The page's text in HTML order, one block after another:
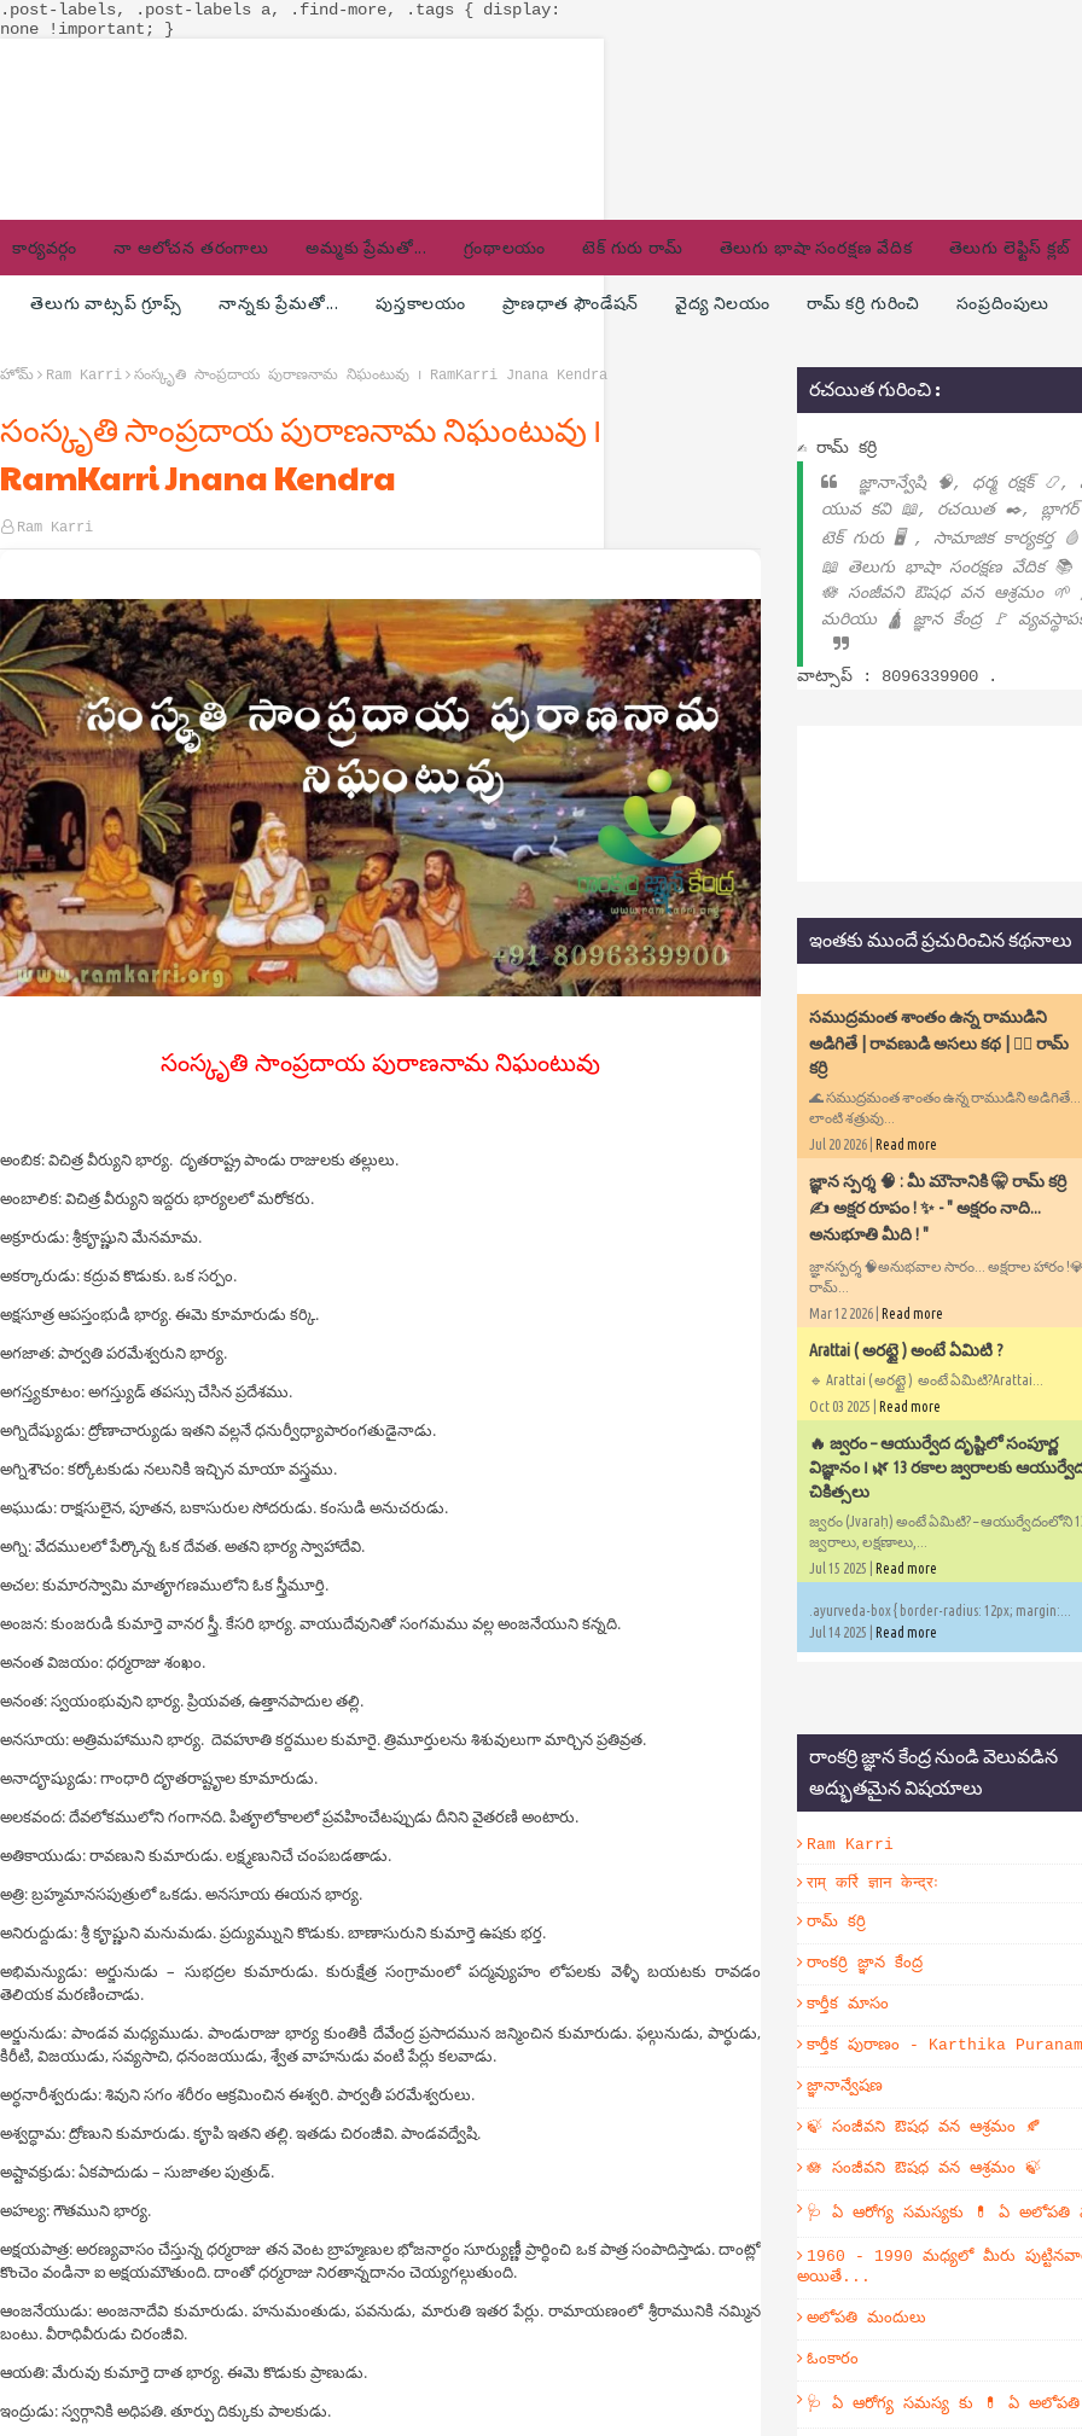
.post-labels, .post-labels a, .find-more, .tags { display:
none !important; }
కార్యవర్గం నా ఆలోచన తరంగాలు అమ్మకు ప్రేమతో... గ్రంథాలయం టెక్ గురు రామ్ తెలుగు భాషా సంరక్షణ వేదిక తెలుగు లెఫ్టిస్ క్లబ్
తెలుగు వాట్సప్ గ్రూప్స్ నాన్నకు ప్రేమతో... పుస్తకాలయం ప్రాణధాత ఫౌండేషన్ వైద్య నిలయం రామ్ కర్రి గురించి సంప్రదింపులు
హోమ్ Ram Karri సంస్కృతి సాంప్రదాయ పురాణనామ నిఘంటువు ౹ RamKarri Jnana Kendra
సంస్కృతి సాంప్రదాయ పురాణనామ నిఘంటువు ౹
RamKarri Jnana Kendra
Ram Karri
సంస్కృతి సాంప్రదాయ పురాణనామ నిఘంటువు
అంబిక: విచిత్ర వీర్యుని భార్య. దృతరాష్ట్ర పాండు రాజులకు తల్లులు.
అంబాలిక: విచిత్ర వీర్యుని ఇద్దరు భార్యలలో మరోకరు.
అక్రూరుడు: శ్రీకౄష్ణుని మేనమామ.
అకర్కారుడు: కద్రువ కొడుకు. ఒక సర్పం.
అక్షసూత్ర ఆపస్తంభుడి భార్య. ఈమె కూమారుడు కర్కి.
అగజాత: పార్వతి పరమేశ్వరుని భార్య.
అగస్త్యకూటం: అగస్త్యుడ్ తపస్సు చేసిన ప్రదేశము.
అగ్నిదేష్యుడు: ద్రోణాచార్యుడు ఇతని వల్లనే ధనుర్వీధ్యాపారంగతుడైనాడు.
అగ్నిశౌచం: కర్కోటకుడు నలునికి ఇచ్చిన మాయా వస్త్రము.
అఘుడు: రాక్షసులైన, పూతన, బకాసురుల సోదరుడు. కంసుడి అనుచరుడు.
అగ్ని: వేదములలో పేర్కొన్న ఓక దేవత. అతని భార్య స్వాహాదేవి.
అచల: కుమారస్వామి మాతౄగణములోని ఓక స్త్రీమూర్తి.
అంజన: కుంజరుడి కుమార్తె వానర స్త్రీ. కేసరి భార్య. వాయుదేవునితో సంగమము వల్ల అంజనేయుని కన్నది.
అనంత విజయం: ధర్మరాజు శంఖం.
అనంత: స్వయంభువుని భార్య. ప్రియవత, ఉత్తానపాదుల తల్లి.
అనసూయ: అత్రిమహాముని భార్య. దెవహూతి కర్దముల కుమారై. త్రిమూర్తులను శిశువులుగా మార్చిన ప్రతివ్రత.
అనాదౄష్యుడు: గాంధారి దౄతరాష్టౄల కూమారుడు.
అలకవంద: దేవలోకములోని గంగానది. పితౄలోకాలలో ప్రవహించేటప్పుడు దీనిని వైతరణి అంటారు.
అతికాయుడు: రావణుని కుమారుడు. లక్ష్మణునిచే చంపబడతాడు.
అత్రి: బ్రహ్మమానసపుత్రులో ఒకడు. అనసూయ ఈయన భార్య.
అనిరుద్దుడు: శ్రీ కౄష్ణుని మనుమడు. ప్రద్యుమ్నుని కొడుకు. బాణాసురుని కుమార్తె ఉషకు భర్త.
అభిమన్యుడు: అర్జునుడు – సుభద్రల కుమారుడు. కురుక్షేత్ర సంగ్రామంలో పద్మవ్యుహం లోపలకు వెళ్ళీ బయటకు రావడం
తెలియక మరణించాడు.
అర్జునుడు: పాండవ మధ్యముడు. పాండురాజు భార్య కుంతికి దేవేంద్ర ప్రసాదమున జన్మించిన కుమారుడు. ఫల్గునుడు, పార్ధుడు,
కిరీటి, విజయుడు, సవ్యసాచి, ధనంజయుడు, శ్వేత వాహనుడు వంటి పేర్లు కలవాడు.
అర్ధనారీశ్వరుడు: శివుని సగం శరీరం ఆక్రమించిన ఈశ్వరి. పార్వతీ పరమేశ్వరులు.
అశ్వద్ధామ: ద్రోణుని కుమారుడు. కౄపి ఇతని తల్లి. ఇతడు చిరంజీవి. పాండవద్వేషి.
అష్టావక్రుడు: ఏకపాదుడు – సుజాతల పుత్రుడ్.
అహల్య: గౌతముని భార్య.
అక్షయపాత్ర: అరణ్యవాసం చేస్తున్న ధర్మరాజు తన వెంట బ్రాహ్మణుల భోజనార్ధం సూర్యుణ్ణీ ప్రార్ధించి ఒక పాత్ర సంపాదిస్తాడు. దాంట్లో
కొంచెం వండినా ఐ అక్షయమౌతుంది. దాంతో ధర్మరాజు నిరతాన్నదానం చెయ్యగల్గుతుంది.
ఆంజనేయుడు: అంజనాదేవి కుమారుడు. హనుమంతుడు, పవనుడు, మారుతి ఇతర పేర్లు. రామాయణంలో శ్రీరామునికి నమ్మిన
బంటు. వీరాధివీరుడు చిరంజీవి.
ఆయతి: మేరువు కుమార్తె దాత భార్య. ఈమె కొడుకు ప్రాణుడు.
ఇంద్రుడు: స్వర్గానికి అధిపతి. తూర్పు దిక్కుకు పాలకుడు.
రచయిత గురించి :
✍ రామ్ కర్రి
జ్ఞానాన్వేషి 🧠, ధర్మ రక్షక్ 📿,
యువ కవి 📖, రచయిత ✒️,
టెక్ గురు 🖥️ , సామాజిక కార్యకర్త
📖 తెలుగు భాషా సంరక్షణ వేదిక
🪷 సంజీవని ఔషధ వన ఆశ్రమం 🌱
మరియు 🛕 జ్ఞాన కేంద్ర 🚩
వాట్సాప్ : 8096339900 .
ఇంతకు ముందే ప్రచురించిన కథనాలు
సముద్రమంత శాంతం ఉన్న రాముడిని
అడిగితే | రావణుడి అసలు కథ | ✍🏻 రామ్
కర్రి
🌊 సముద్రమంత శాంతం ఉన్న రాముడిని
లాంటి శత్రువు...
Jul 20 2026 | Read more
​జ్ఞాన స్పర్శ 🧠 : మీ మౌనానికి 🤫 రామ్ కర్రి
✍️ అక్షర రూపం ! ✨ - ​" అక్షరం నాది...
అనుభూతి మీది ! "
జ్ఞానస్పర్శ 🧠అనుభవాల సారం... అక్షరాల హారం
రామ్...
Mar 12 2026 | Read more
Arattai ( అరట్టై ) అంటే ఏమిటి ?
🔹 Arattai ( అరట్టై ) అంటే ఏమిటి?Arattai...
Oct 03 2025 | Read more
🔥 జ్వరం – ఆయుర్వేద దృష్టిలో సంపూర్ణ
విజ్ఞానం ౹ 🌿 13 రకాల జ్వరాలకు
చికిత్సలు
జ్వరం (Jvaraḥ) అంటే ఏమిటి? – ఆయుర్వేదంలోని
జ్వరాలు, లక్షణాలు,...
Jul 15 2025 | Read more
.ayurveda-box { border-radius: 12px; margin:...
Jul 14 2025 | Read more
రాంకర్రి జ్ఞాన కేంద్ర నుండి వెలువడిన
అద్భుతమైన విషయాలు
Ram Karri
राम् कर्रि ज्ञान केन्द्रः
రామ్ కర్రి
రాంకర్రి జ్ఞాన కేంద్ర
కార్తీక మాసం
కార్తీక పురాణం - Karthika Puranam
జ్ఞానాన్వేషణ
🍃 సంజీవని ఔషధ వన ఆశ్రమం 🍂
🪷 సంజీవని ఔషధ వన ఆశ్రమం 🍃
🩺 ఏ ఆరోగ్య సమస్యకు 💊 ఏ అలోపతి
1960 - 1990 మధ్యలో మీరు
అయితే...
అలోపతి మందులు
ఓంకారం
🩺 ఏ ఆరోగ్య సమస్య కు 💊 ఏ